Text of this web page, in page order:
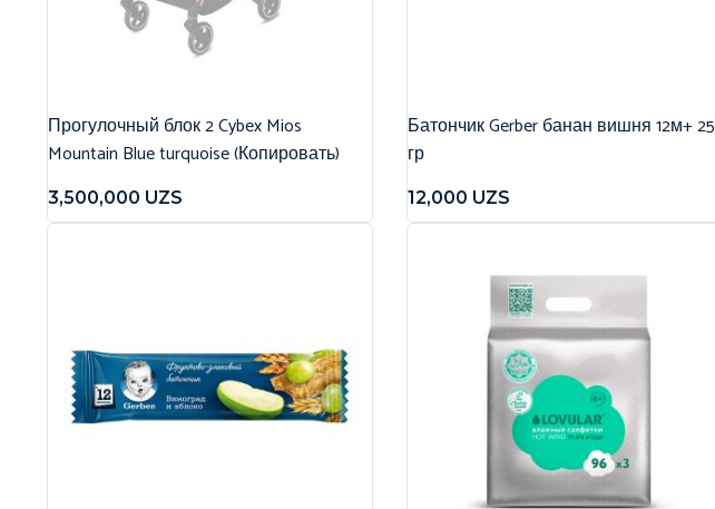
Прогулочный блок 2 Cybex Mios
Mountain Blue turquoise (Копировать)
3,500,000 UZS
Батончик Gerber банан вишня 12м+ 25
гр
12,000 UZS